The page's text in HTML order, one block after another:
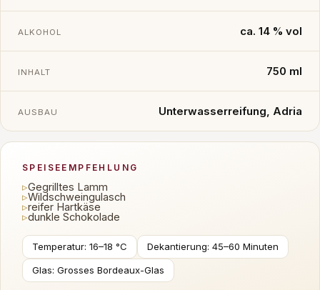
ALKOHOL ca. 14 % vol
INHALT 750 ml
AUSBAU Unterwasserreifung, Adria
SPEISEEMPFEHLUNG
▹Gegrilltes Lamm
▹Wildschweingulasch
▹reifer Hartkäse
▹dunkle Schokolade
Temperatur: 16–18 °C Dekantierung: 45–60 Minuten
Glas: Grosses Bordeaux-Glas